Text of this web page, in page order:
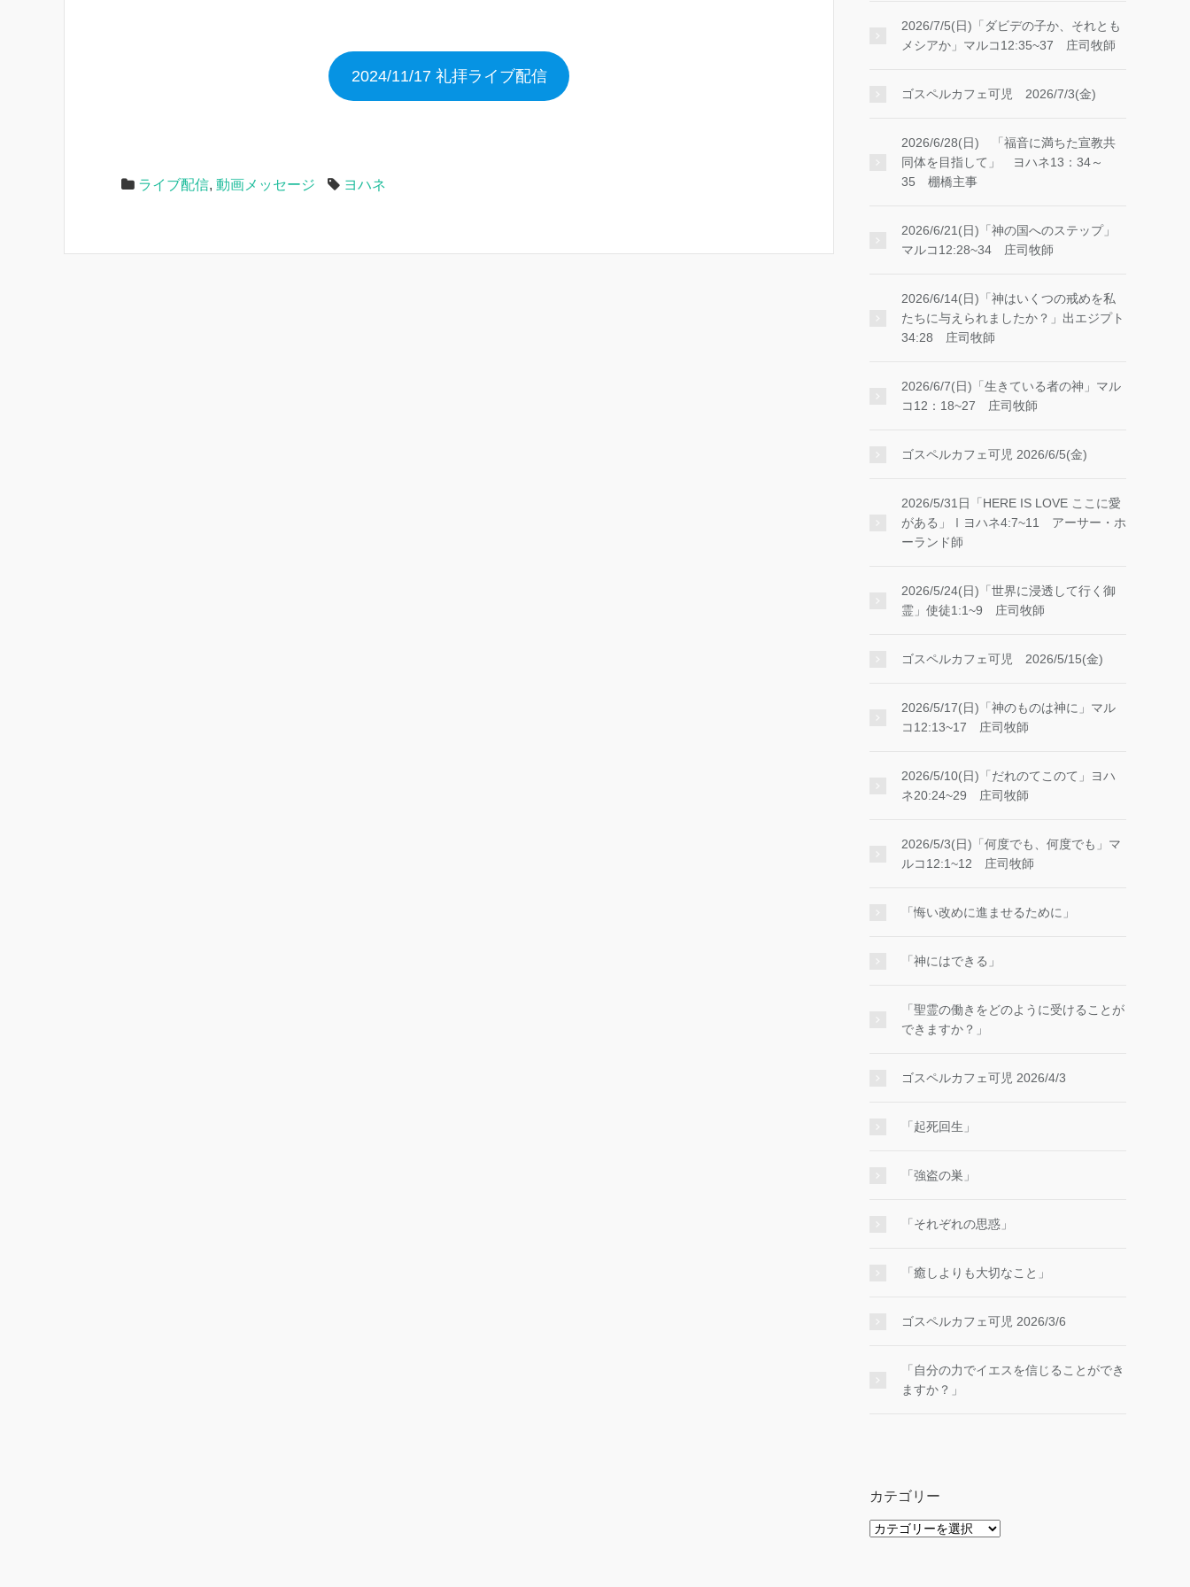
2024/11/17 礼拝ライブ配信
ライブ配信, 動画メッセージ ヨハネ
2026/7/5(日)「ダビデの子か、それとも
メシアか」マルコ12:35~37 庄司牧師
ゴスペルカフェ可児 2026/7/3(金)
2026/6/28(日) 「福音に満ちた宣教共
同体を目指して」 ヨハネ13：34～
35 棚橋主事
2026/6/21(日)「神の国へのステップ」
マルコ12:28~34 庄司牧師
2026/6/14(日)「神はいくつの戒めを私
たちに与えられましたか？」出エジプト
34:28 庄司牧師
2026/6/7(日)「生きている者の神」マル
コ12：18~27 庄司牧師
ゴスペルカフェ可児 2026/6/5(金)
2026/5/31日「HERE IS LOVE ここに愛
がある」Ⅰヨハネ4:7~11 アーサー・ホ
ーランド師
2026/5/24(日)「世界に浸透して行く御
霊」使徒1:1~9 庄司牧師
ゴスペルカフェ可児 2026/5/15(金)
2026/5/17(日)「神のものは神に」マル
コ12:13~17 庄司牧師
2026/5/10(日)「だれのてこのて」ヨハ
ネ20:24~29 庄司牧師
2026/5/3(日)「何度でも、何度でも」マ
ルコ12:1~12 庄司牧師
「悔い改めに進ませるために」
「神にはできる」
「聖霊の働きをどのように受けることが
できますか？」
ゴスペルカフェ可児 2026/4/3
「起死回生」
「強盗の巣」
「それぞれの思惑」
「癒しよりも大切なこと」
ゴスペルカフェ可児 2026/3/6
「自分の力でイエスを信じることができ
ますか？」
カテゴリー
カ